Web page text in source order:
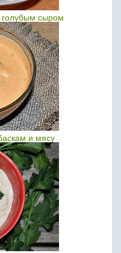
голубым сыром
и мясу